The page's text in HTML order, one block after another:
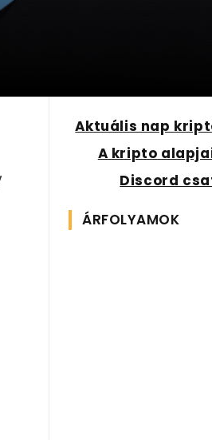
Aktuális nap
A kripto
Discord
ÁRFOLYAMOK